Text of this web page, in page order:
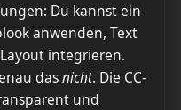
Du kannst ein
anwenden, Text
integrieren.
dasnicht. Die CC-
und